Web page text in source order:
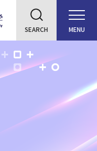
SEARCH MENU